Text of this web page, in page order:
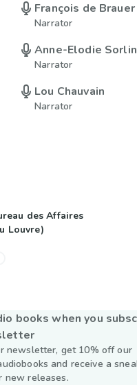
François de Brauer
Narrator
Anne-Elodie Sorlin
Narrator
Lou Chauvain
Narrator
des Affaires
Louvre)
books when you
newsletter, get 10% off our
and receive a
new releases.